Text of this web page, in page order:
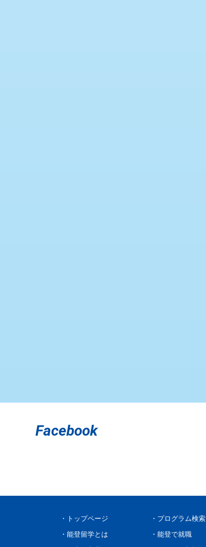
Facebook
トップページ
能登留学とは
プログラム検索
能登で就職